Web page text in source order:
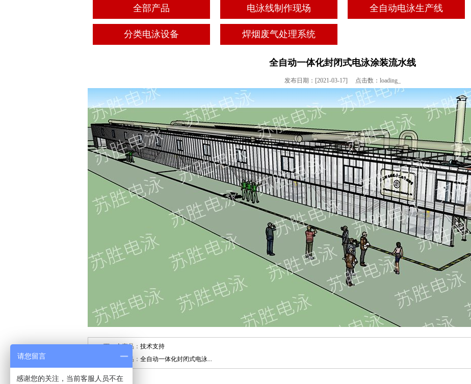
全部产品 电泳线制作现场 全自动电泳生产线
分类电泳设备 焊烟废气处理系统
全自动一体化封闭式电泳涂装流水线
发布日期：[2021-03-17] 点击数： loading_
下一个产品： 技术支持
上一个产品： 全自动一体化封闭式电泳...
请您留言
感谢您的关注，当前客服人员不在